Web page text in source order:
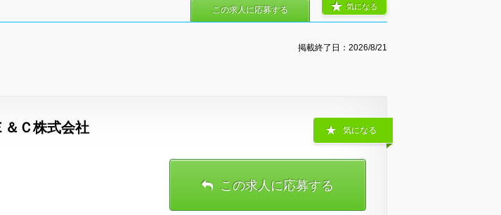
掲載終了日： 2026/8/21
気になる
この求人に応募する
＆Ｃ株式会社 気になる
この求人に応募する